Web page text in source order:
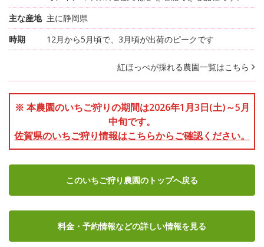
主な産地 主に静岡県
時期
12月から5月頃で、3月頃が出荷のピークです
紅ほっぺが採れる農園一覧はこちら
※ 本農園のいちご狩りの期間は2026年1月3日(土)～5月
中旬です。
佐賀県のいちご狩り情報はこちらからご確認ください。
このいちご狩り農園のトップへ戻る
料金・予約情報などの詳しい情報を見る